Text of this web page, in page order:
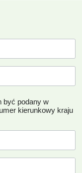
być podany w
kierunkowy kraju